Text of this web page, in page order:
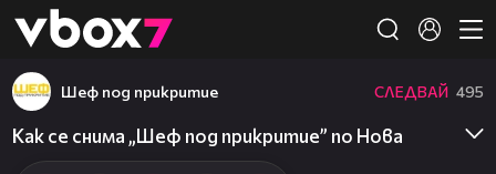
👾
Шеф под прикритие СЛЕДВАЙ 495
Как се снима „Шеф под прикритие” по Нова